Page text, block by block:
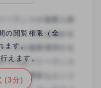
の閲覧権限（全
ます。
えます。
(3分)